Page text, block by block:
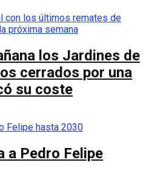
los Jardines de
cerrados por una
su coste
a Pedro Felipe